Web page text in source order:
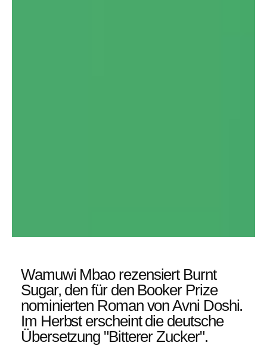
Ein seltsam
bewegendes
Stück
Belletristik
Wamuwi Mbao rezensiert Burnt
Sugar, den für den Booker Prize
nominierten Roman von Avni Doshi.
Im Herbst erscheint die deutsche
Übersetzung "Bitterer Zucker".